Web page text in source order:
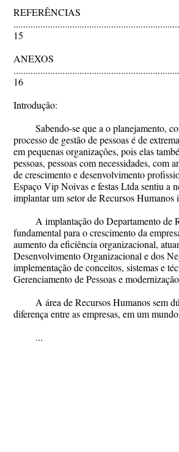
REFERÊNCIAS
15
ANEXOS
16
Introdução:
Sabendo-se que a o planejamento,
processo de gestão de pessoas é de
em pequenas organizações, pois elas
pessoas, pessoas com necessidades, com
de crescimento e desenvolvimento
Espaço Vip Noivas e festas Ltda sentiu a
implantar um setor de Recursos Humanos
A implantação do Departamento de
fundamental para o crescimento da
aumento da eficiência organizacional,
Desenvolvimento Organizacional e dos
implementação de conceitos, sistemas e
Gerenciamento de Pessoas e
A área de Recursos Humanos sem
diferença entre as empresas, em um
...